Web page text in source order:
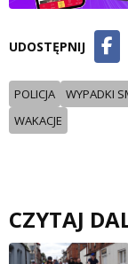
UDOSTĘPNIJ
POLICJA WYPADKI
WAKACJE
CZYTAJ